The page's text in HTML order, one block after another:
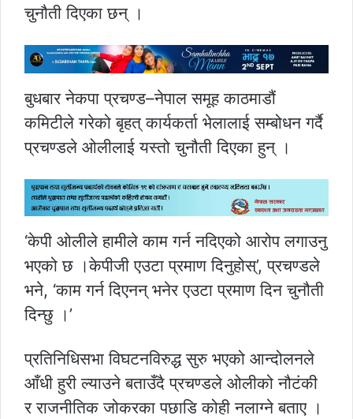
चुनौती दिएका छन् ।
बुधबार नेकपा प्रचण्ड–नेपाल समूह काठमाडौं
कमिटीले गरेको बृहत् कार्यकर्ता भेलालाई सम्बोधन गर्दै
प्रचण्डले ओलीलाई यस्तो चुनौती दिएका हुन् ।
‘केपी ओलीले हामीले काम गर्न नदिएको आरोप लगाउनु
भएको छ ।केपीजी एउटा प्रमाण दिनुहोस्’, प्रचण्डले
भने, ‘काम गर्न दिएनन् भनेर एउटा प्रमाण दिन चुनौती
दिन्छु ।’
प्रतिनिधिसभा विघटनविरुद्ध सुरु भएको आन्दोलनले
आँधी हुरी ल्याउने बताउँदै प्रचण्डले ओलीको नौटंकी
र राजनीतिक जोकरका पछाडि कोही नलाग्ने बताए ।